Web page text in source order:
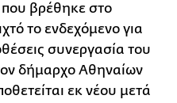
βρέθηκε στο
το ενδεχόμενο για
συνεργασία του
δήμαρχο Αθηναίων
εκ νέου μετά